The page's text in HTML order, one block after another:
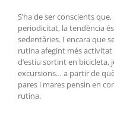
S’ha de ser conscients
periodicitat, la tendència
sedentàries. I encara que
rutina afegint més
d’estiu sortint en
excursions… a partir de
pares i mares pensin en
rutina.